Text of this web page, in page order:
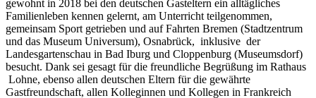
gewohnt in 2018 bei den deutschen Gasteltern ein alltägliches
Familienleben kennen gelernt, am Unterricht teilgenommen,
gemeinsam Sport getrieben und auf Fahrten Bremen (Stadtzentrum
und das Museum Universum), Osnabrück, inklusive der
Landesgartenschau in Bad Iburg und Cloppenburg (Museumsdorf)
besucht. Dank sei gesagt für die freundliche Begrüßung im Rathaus
Lohne, ebenso allen deutschen Eltern für die gewährte
Gastfreundschaft, allen Kolleginnen und Kollegen in Frankreich